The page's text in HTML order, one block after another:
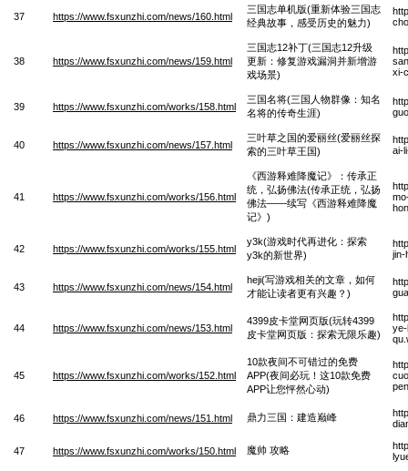
37 https://www.fsxunzhi.com/news/160.html
三国志单机版(重新体验三国志
经典故事，感受历史的魅力)
38 https://www.fsxunzhi.com/news/159.html
三国志12补丁(三国志12升级
更新：修复游戏漏洞并新增游
戏场景)
xi-
39 https://www.fsxunzhi.com/works/158.html
三国名将(三国人物群像：知名
名将的传奇生涯)
40 https://www.fsxunzhi.com/news/157.html
三叶草之国的爱丽丝(爱丽丝探
索的三叶草王国)
ai-
41 https://www.fsxunzhi.com/works/156.html
《西游释难降魔记》：传承正
统，弘扬佛法(传承正统，弘扬
佛法——续写《西游释难降魔
记》)
42 https://www.fsxunzhi.com/works/155.html
y3k(游戏时代再进化：探索
y3k的新世界)
jin-
43 https://www.fsxunzhi.com/news/154.html
heji(写游戏相关的文章，如何
才能让读者更有兴趣？)
44 https://www.fsxunzhi.com/news/153.html
4399皮卡堂网页版(玩转4399
皮卡堂网页版：探索无限乐趣)
45 https://www.fsxunzhi.com/works/152.html
10款夜间不可错过的免费
APP(夜间必玩！这10款免费
APP让您怦然心动)
46 https://www.fsxunzhi.com/news/151.html 鼎力三国：建造巅峰
47 https://www.fsxunzhi.com/works/150.html 魔帅 攻略